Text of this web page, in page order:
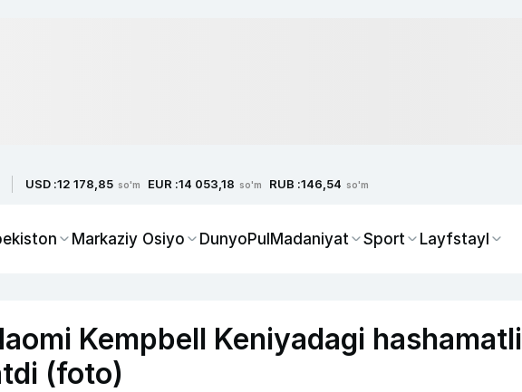
USD :12 178,85 so'm EUR :14 053,18 so'm RUB :146,54 so'm
Markaziy Osiyo DunyoPulMadaniyat Sport Layfstayl
Kempbell Keniyadagi hashamatli
(foto)